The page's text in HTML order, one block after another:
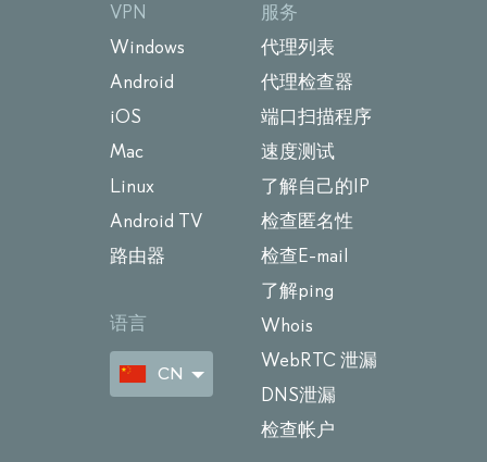
VPN
Windows
Android
iOS
Mac
Linux
Android TV
路由器
语言
CN
服务
代理列表
代理检查器
端口扫描程序
速度测试
了解自己的IP
检查匿名性
检查E-mail
了解ping
Whois
WebRTC 泄漏
DNS泄漏
检查帐户